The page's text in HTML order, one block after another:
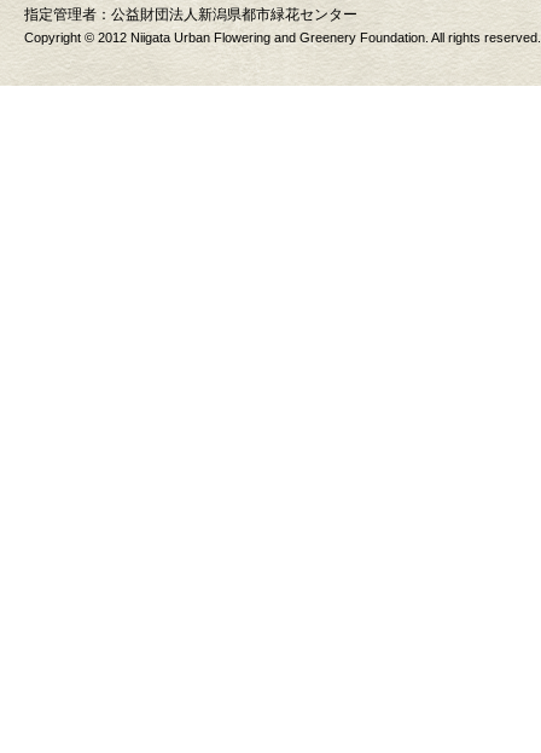
指定管理者： 公益財団法人新潟県都市緑花センター
Copyright © 2012 Niigata Urban Flowering and Greenery Foundation. All rights reserved.